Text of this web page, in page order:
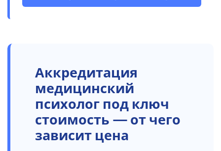
Аккредитация
медицинский
психолог под ключ
стоимость — от чего
зависит цена